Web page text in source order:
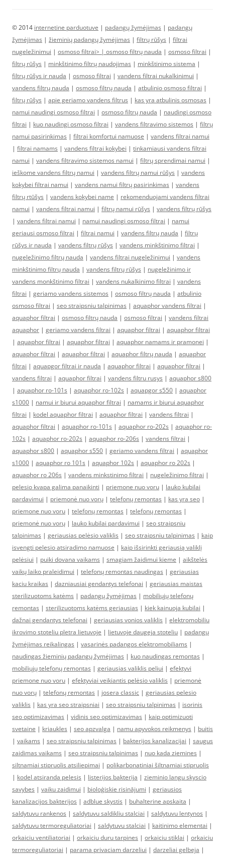
© 2014 internetine parduotuve | padangų žymėjimas | padangų
žymėjimas | žieminių padangų žymėjimas | filtrų rūšys | filtrai
nugeležinimui | osmoso filtrai> | osmoso filtrų nauda | osmoso filtrai |
filtrų rūšys | minkštinimo filtrų naudojimas | minkštinimo sistema |
filtrų rūšys ir nauda | osmoso filtrai | vandens filtrai nukalkinimui |
vandens filtrų nauda | osmoso filtrų nauda | atbulinio osmoso filtrai |
filtrų rūšys | apie geriamo vandens filtrus | kas yra atbulinis osmosas |
namui naudingi osmoso filtrai | osmoso filtrų nauda | naudingi osmoso
filtrai | kuo naudingi osmoso filtrai | vandens filtravimo sistemos | filtrų
namui pasirinkimas | filtrai komfortui namuose | vandens filtrai namui
| filtrai namams | vandens filtrai kokybei | tinkamiausi vandens filtrai
namui | vandens filtravimo sistemos namui | filtrų sprendimai namui |
ieškome vandens filtrų namui | vandens filtrų namui rūšys | vandens
kokybei filtrai namui | vandens namui filtrų pasirinkimas | vandens
filtrų rtūšys | vandens kokybei name | rekomenduojami vandens filtrai
namui | vandens filtrai namui | filtrų namui rūšys | vandens filtrų rūšys
| vandens filtrai namui | namui naudingi osmoso filtrai | namui
geriausi osmoso filtrai | filtrai namui | vandens filtrų nauda | filtrų
rūšys ir nauda | vandens filtrų rūšys | vandens minkštinimo filtrai |
nugeležinimo filtrų nauda | vandens filtrai nugeležinimui | vandens
minkštinimo filtrų nauda | vandens filtrų rūšys | nugeležinimo ir
vandens monkštinimo filtrai | vandens nukalkinimo filtrai | vandens
filtrai | geriamo vandens sistemos | osmoso filtrų nauda | atbulinio
osmoso filtrai | seo straipsniu talpinimas | aquaphor vandens filtrai |
aquaphor filtrai | osmoso filtrų nauda | osmoso filtrai | vandens filtrai
aquaphor | geriamo vandens filtrai | aquaphor filtrai | aquaphor filtrai
| aquaphor filtrai | aquaphor filtrai | aquaphor namams ir pramonei |
aquaphor filtrai | aquaphor filtrai | aquaphor filtrų nauda | aquaphor
filtrai | aquapgor filtrai ir nauda | aquaphor filtrai | aquaphor filtrai |
vandens filtrai | aquaphor filtrai | vandens filtru rusys | aquaphor s800
| aquaphor ro-101s | aquaphor ro-102s | aquapgor s550 | aquaphor
s1000 | namui ir biurui aquaphor filtrai | namams ir biurui aquaphor
filtrai | kodel aquaphor filtrai | aquaphor filtrai | vandens filtrai |
aquaphor filtrai | aquaphor ro-101s | aquaphor ro-202s | aquaphor ro-
102s | aquaphor ro-202s | aquaphor ro-206s | vandens filtrai |
aquaphor s800 | aquaphor s550 | geriamo vandens filtrai | aquaphor
s1000 | aquaphor ro 101s | aquaphor 102s | aquaphor ro 202s |
aquaphor ro 206s | vandens minkstinimo filtrai | nugeležinimo filtrai |
pelesio kvapa galima panaikinti | priemone nuo voru | lauko kubilai
pardavimui | priemonė nuo vorų | telefonų remontas | kas yra seo |
priemone nuo voru | telefonų remontas | telefonų remontas |
priemonė nuo vorų | lauko kubilai pardavimui | seo straipsniu
talpinimas | geriausias pelėsio valiklis | seo straipsniu talpinimas | kaip
isvengti pelesio atsiradimo namuose | kaip išsirinkti geriausią valiklį
pelėsiui | puiki dovana vaikams | smagiam žaidimui kieme | aikštelės
vaikų laiko praleidimui | telefonų remontas naudingas | geriausias
kaciu kraikas | dazniausiai gendantys telefonai | geriausias maistas
sterilizuotoms katėms | padangų žymėjimas | mobiliųjų telefonų
remontas | sterilizuotoms katėms geriausias | kiek kainuoja kubilai |
dažnai gendantys telefonai | geriausias vonios valiklis | elektromobiliu
ikrovimo stoteliu pletra lietuvoje | lietuvoje daugeja stoteliu | padangų
žymėjimas reikalingas | vasarinės padangos elektromobiliams |
naudingas žieminių padangų žymėjimas | kuo naudingas remontas |
mobiliųjų telefonų remontas | geriausias valiklis peliui | efektyvi
priemone nuo voru | efektyviai veikiantis pelėsio valiklis | priemonė
nuo vorų | telefonų remontas | josera classic | geriausias pelesio
valiklis | kas yra seo straipsniai | seo straipsniu talpinimas | isorinis
seo optimizavimas | vidinis seo optimizavimas | kaip optimizuoti
svetaine | kriaukles | seo apzvalga | namu apyvokos reikmenys | buitis
| vaikams | seo straipsniu talpinimas | bakterijos kanalizacijai | saugus
zaidimas vaikams | seo straipsniu talpinimas | nuo kada ziemines |
siltnamiai stipruolis atsiliepimai | polikarbonatiniai šiltnamiai stipruolis
| kodel atsiranda pelesis | listerijos bakterija | zieminio langu skyscio
savybes | vaiku zaidimui | bioloģiskie risinājumi | geriausios
kanalizacijos bakterijos | adblue skystis | buhalterine apskaita |
saldytuvu rankenos | saldytuvu saldikliu stalciai | saldytuvu lentynos |
saldytuvu termoreguliatoriai | saldytuvu stalciai | kaitinimo elementai |
orkaiciu ventiliatoriai | orkaiciu duru tarpines | orkaiciu stiklai | orkaiciu
termoreguliatoriai | parama privaciam darzeliui | darzeliai gelbeja |